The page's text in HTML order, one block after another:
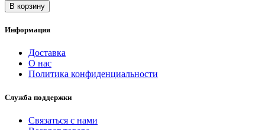
В корзину
Информация
Доставка
О нас
Политика конфиденциальности
Служба поддержки
Связаться с нами